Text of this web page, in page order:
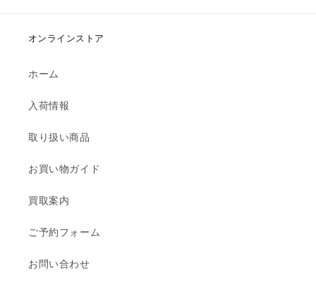
オンラインストア
ホーム
入荷情報
取り扱い商品
お買い物ガイド
買取案内
ご予約フォーム
お問い合わせ